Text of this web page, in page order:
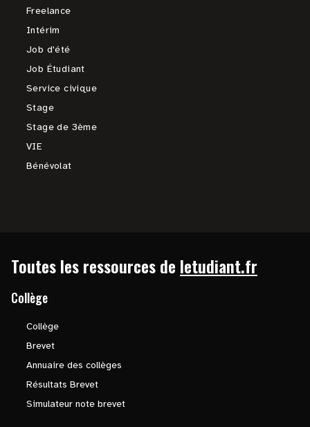
Freelance
Intérim
Job d'été
Job Étudiant
Service civique
Stage
Stage de 3ème
VIE
Bénévolat
Toutes les ressources de letudiant.fr
Collège
Collège
Brevet
Annuaire des collèges
Résultats Brevet
Simulateur note brevet